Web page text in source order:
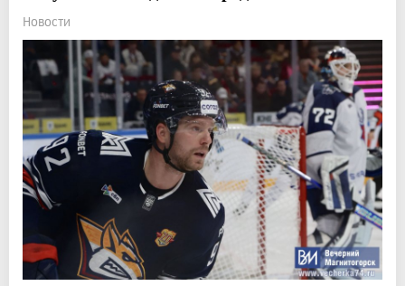
Новости